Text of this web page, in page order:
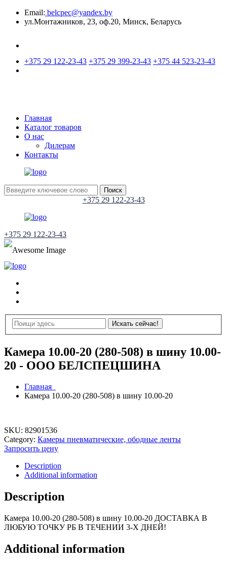
Email: belcpec@yandex.by
ул.Монтажников, 23, оф.20, Минск, Беларусь
+375 29 122-23-43 +375 29 399-23-43 +375 44 523-23-43
Главная
Каталог товаров
О нас
Дилерам
Контакты
Поиск
+375 29 122-23-43
+375 29 122-23-43
Камера 10.00-20 (280-508) в шину 10.00-
20 - ООО БЕЛСПЕЦШИНА
Главная
Камера 10.00-20 (280-508) в шину 10.00-20
SKU: 82901536
Category: Камеры пневматические, ободные ленты
Запросить цену
Description
Additional information
Description
Камера 10.00-20 (280-508) в шину 10.00-20 ДОСТАВКА В
ЛЮБУЮ ТОЧКУ РБ В ТЕЧЕНИИ 3-Х ДНЕЙ!
Additional information